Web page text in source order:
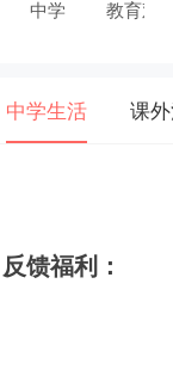
中学 教育观
中学生活 课
馈福利：